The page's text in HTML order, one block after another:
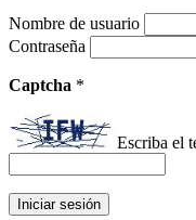
Nombre de usuario
Contraseña
Captcha *
Escriba el